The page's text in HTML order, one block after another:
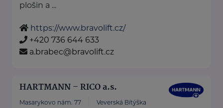
plošin a ...
https://www.bravolift.cz/
+420 736 644 633
a.brabec@bravolift.cz
HARTMANN – RICO a.s.
Masarykovo nám. 77 Veverská Bítýška